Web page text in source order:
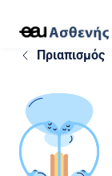
Πριαπισμός